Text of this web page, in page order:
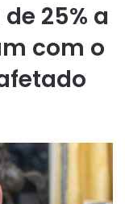
25% a
com o